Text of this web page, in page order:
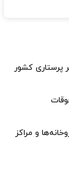
پرستاری کشور
و مراکز